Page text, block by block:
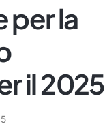
per la
il 2025